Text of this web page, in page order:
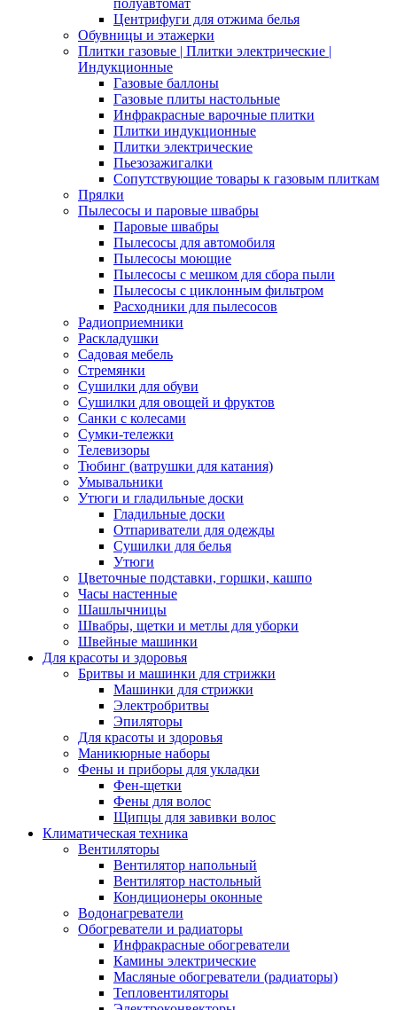
полуавтомат
Центрифуги для отжима белья
Обувницы и этажерки
Плитки газовые | Плитки электрические |
Индукционные
Газовые баллоны
Газовые плиты настольные
Инфракрасные варочные плитки
Плитки индукционные
Плитки электрические
Пьезозажигалки
Сопутствующие товары к газовым плиткам
Прялки
Пылесосы и паровые швабры
Паровые швабры
Пылесосы для автомобиля
Пылесосы моющие
Пылесосы с мешком для сбора пыли
Пылесосы с циклонным фильтром
Расходники для пылесосов
Радиоприемники
Раскладушки
Садовая мебель
Стремянки
Сушилки для обуви
Сушилки для овощей и фруктов
Санки с колесами
Сумки-тележки
Телевизоры
Тюбинг (ватрушки для катания)
Умывальники
Утюги и гладильные доски
Гладильные доски
Отпариватели для одежды
Сушилки для белья
Утюги
Цветочные подставки, горшки, кашпо
Часы настенные
Шашлычницы
Швабры, щетки и метлы для уборки
Швейные машинки
Для красоты и здоровья
Бритвы и машинки для стрижки
Машинки для стрижки
Электробритвы
Эпиляторы
Для красоты и здоровья
Маникюрные наборы
Фены и приборы для укладки
Фен-щетки
Фены для волос
Щипцы для завивки волос
Климатическая техника
Вентиляторы
Вентилятор напольный
Вентилятор настольный
Кондиционеры оконные
Водонагреватели
Обогреватели и радиаторы
Инфракрасные обогреватели
Камины электрические
Масляные обогреватели (радиаторы)
Тепловентиляторы